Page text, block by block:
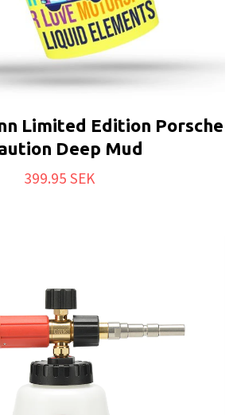
Limited Edition Porsche
Deep Mud
399.95 SEK